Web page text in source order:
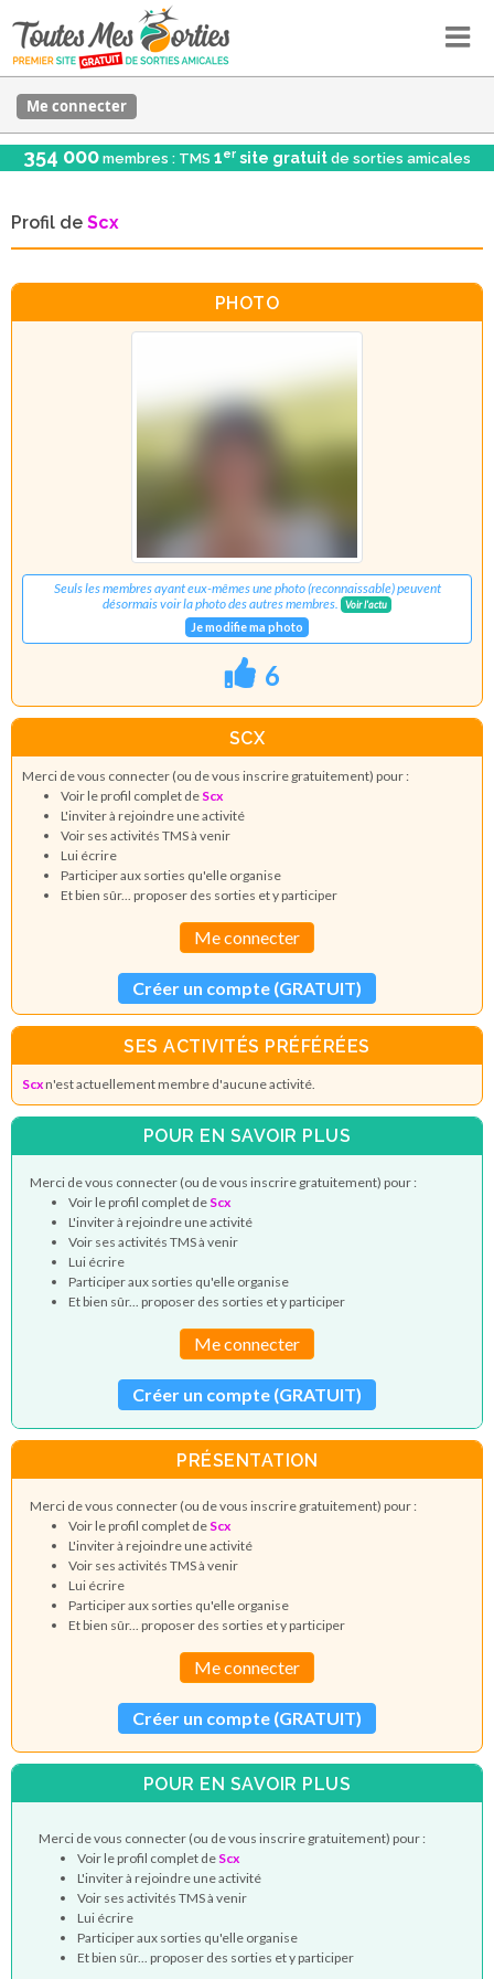
Me connecter
354 000 membres : TMS 1er site gratuit de sorties amicales
Profil de Scx
PHOTO
Seuls les membres ayant eux-mêmes une photo (reconnaissable) peuvent
désormais voir la photo des autres membres.
Voir l'actu
Je modifie ma photo
6
SCX
Merci de vous connecter (ou de vous inscrire gratuitement) pour :
Voir le profil complet de Scx
L'inviter à rejoindre une activité
Voir ses activités TMS à venir
Lui écrire
Participer aux sorties qu'elle organise
Et bien sûr... proposer des sorties et y participer
Me connecter
Créer un compte (GRATUIT)
SES ACTIVITÉS PRÉFÉRÉES
Scxn'est actuellement membre d'aucune activité.
POUR EN SAVOIR PLUS
Merci de vous connecter (ou de vous inscrire gratuitement) pour :
Voir le profil complet de Scx
L'inviter à rejoindre une activité
Voir ses activités TMS à venir
Lui écrire
Participer aux sorties qu'elle organise
Et bien sûr... proposer des sorties et y participer
Me connecter
Créer un compte (GRATUIT)
PRÉSENTATION
Merci de vous connecter (ou de vous inscrire gratuitement) pour :
Voir le profil complet de Scx
L'inviter à rejoindre une activité
Voir ses activités TMS à venir
Lui écrire
Participer aux sorties qu'elle organise
Et bien sûr... proposer des sorties et y participer
Me connecter
Créer un compte (GRATUIT)
POUR EN SAVOIR PLUS
Merci de vous connecter (ou de vous inscrire gratuitement) pour :
Voir le profil complet de Scx
L'inviter à rejoindre une activité
Voir ses activités TMS à venir
Lui écrire
Participer aux sorties qu'elle organise
Et bien sûr... proposer des sorties et y participer